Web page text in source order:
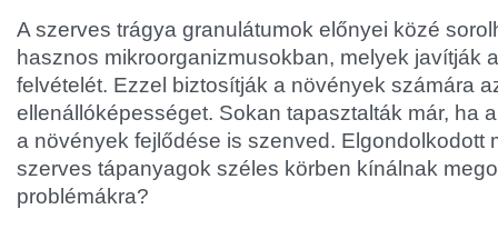
A szerves trágya granulátumok előnyei közé
hasznos mikroorganizmusokban, melyek javítják
felvételét. Ezzel biztosítják a növények számára
ellenállóképességet. Sokan tapasztalták már, ha
a növények fejlődése is szenved. Elgondolkodott
szerves tápanyagok széles körben kínálnak
problémákra?